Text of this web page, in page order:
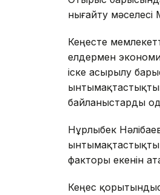
нығайту
Кеңесте
елдермен
іске асырылу
байланыстарды
Нұрлыбек
ынтымақтастықты
факторы екенін
Кеңес